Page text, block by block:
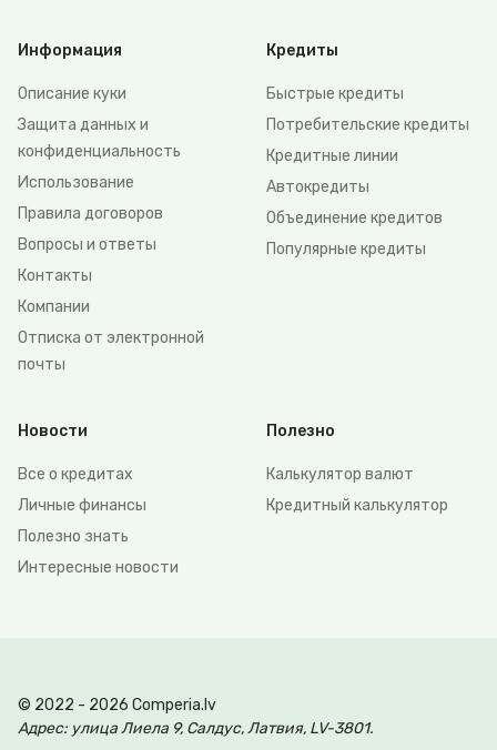
Информация
Описание куки
Защита данных и
конфиденциальность
Использование
Правила договоров
Вопросы и ответы
Контакты
Компании
Отписка от электронной
почты
Кредиты
Быстрые кредиты
Потребительские кредиты
Кредитные линии
Автокредиты
Объединение кредитов
Популярные кредиты
Новости
Все о кредитах
Личные финансы
Полезно знать
Интересные новости
Полезно
Калькулятор валют
Кредитный калькулятор
© 2022 - 2026 Comperia.lv
Адрес: улица Лиела 9, Салдус, Латвия, LV-3801.